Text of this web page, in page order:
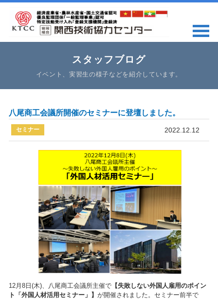
スタッフブログ
イベント、実習生の様子などを紹介しています。
八尾商工会議所開催のセミナーに登壇しました。
セミナー 2022.12.12
12月8日(木)、八尾商工会議所主催で【失敗しない外国人雇用のポイン
ト「外国人材活用セミナー」】 が開催されました。セミナー前半で